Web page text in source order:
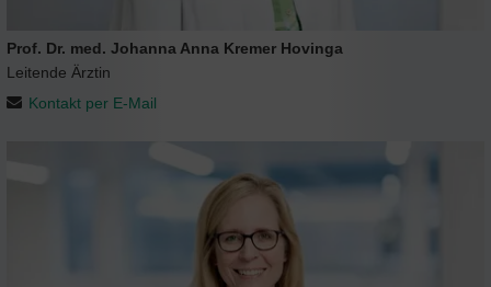
Prof. Dr. med. Johanna Anna Kremer Hovinga
Leitende Ärztin
Kontakt per E-Mail